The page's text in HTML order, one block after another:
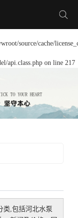
source/cache/
api.class.php on line 217
类,包括河北水泵